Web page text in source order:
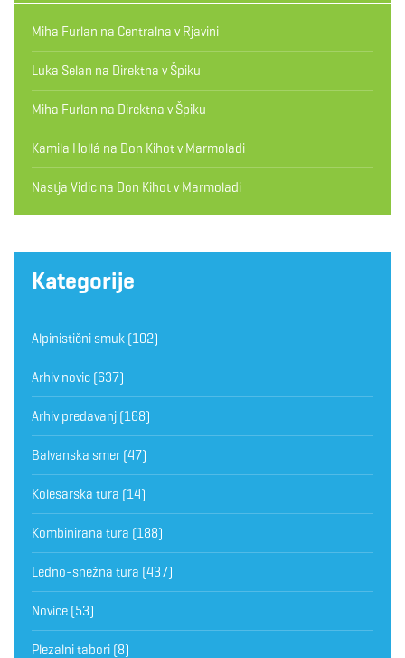
Miha Furlan na Centralna v Rjavini
Luka Selan na Direktna v Špiku
Miha Furlan na Direktna v Špiku
Kamila Hollá na Don Kihot v Marmoladi
Nastja Vidic na Don Kihot v Marmoladi
Kategorije
Alpinistični smuk (102)
Arhiv novic (637)
Arhiv predavanj (168)
Balvanska smer (47)
Kolesarska tura (14)
Kombinirana tura (188)
Ledno-snežna tura (437)
Novice (53)
Plezalni tabori (8)